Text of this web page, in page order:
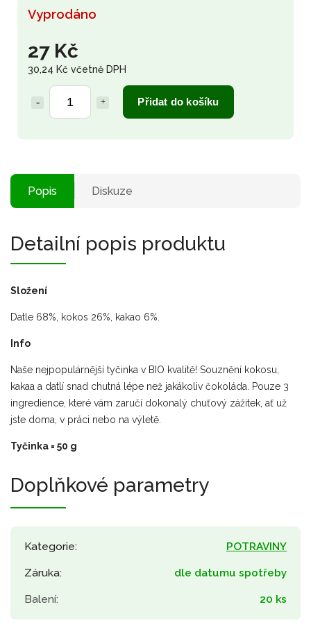
27 Kč
30,24 Kč včetně DPH
Přidat do košíku
Vyprodáno
Popis Diskuze
Detailní popis produktu
Složení
Datle 68%, kokos 26%, kakao 6%.
Info
Naše nejpopulárnější tyčinka v BIO kvalitě! Souznění kokosu,
kakaa a datlí snad chutná lépe než jakákoliv čokoláda. Pouze 3
ingredience, které vám zaručí dokonalý chuťový zážitek, ať už
jste doma, v práci nebo na výletě.
Tyčinka = 50 g
Doplňkové parametry
Kategorie: POTRAVINY
Záruka: dle datumu spotřeby
Balení: 20 ks